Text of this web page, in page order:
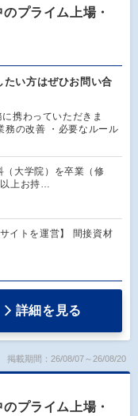
プライム上場・
い方はぜひお問い合
携わっていただきま
務の改善 ・必要なルール
（大学院）を卒業（修
以上お持…
イトを運営】 間接資材
詳細を見る
掲載期間：26/08/07～26/08/20
プライム上場・